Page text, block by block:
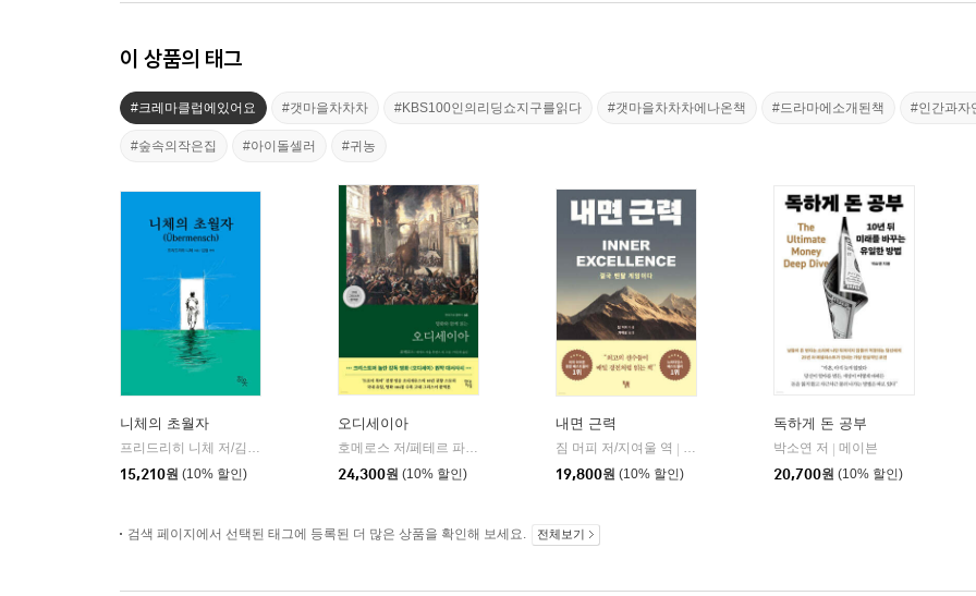
이 상품의 태그
#크레마클럽에있어요 #갯마을차차차 #KBS100인의리딩쇼지구를읽다 #갯마을차차차에나온책 #드라마에소개된책 #인간과자
#숲속의작은집 #아이돌셀러 #귀농
니체의 초월자
프리드리히 니체 저/김철 편역
15,210원 (10% 할인)
오디세이아
호메로스 저/페테르 파울 루벤스 그림/박문재 역 | 현대지성
24,300원 (10% 할인)
내면 근력
짐 머피 저/지여울 역
윌북(willbook)
19,800원 (10% 할인)
독하게 돈 공부
박소연 저
메이븐
20,700원 (10% 할인)
검색 페이지에서 선택된 태그에 등록된 더 많은 상품을 확인해 보세요. 전체보기